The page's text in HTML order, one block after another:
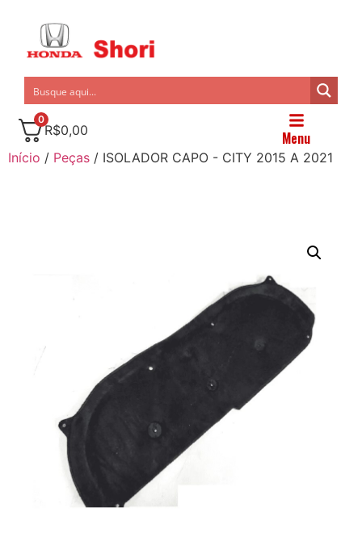
0
R$0,00 Menu
Início / Peças / ISOLADOR CAPO - CITY 2015 A 2021